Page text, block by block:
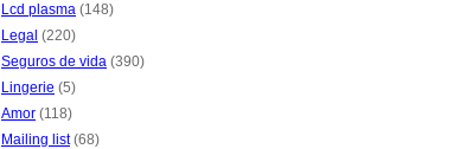
Lcd plasma (148)
Legal (220)
Seguros de vida (390)
Lingerie (5)
Amor (118)
Mailing list(68)